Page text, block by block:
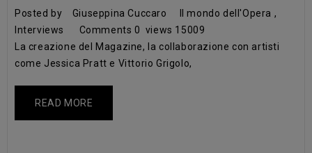
Posted by Giuseppina Cuccaro Il mondo dell'Opera ,
Interviews
Comments0 views 15009
La creazione del Magazine, la collaborazione con artisti
come Jessica Pratt e Vittorio Grigolo,
READ MORE